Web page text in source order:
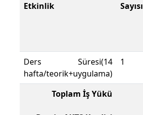
Etkinlik
Sayısı
Ders Süresi(14
hafta/teorik+uygulama)
1
Toplam İş Yükü